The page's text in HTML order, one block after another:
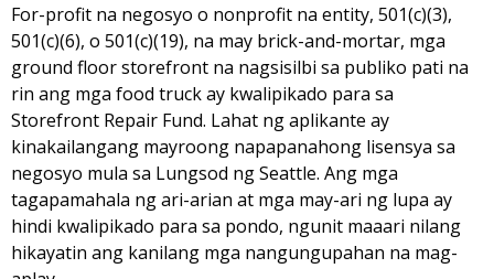
For-profit na negosyo o nonprofit na entity, 501(c)(3),
501(c)(6), o 501(c)(19), na may brick-and-mortar, mga
ground floor storefront na nagsisilbi sa publiko pati na
rin ang mga food truck ay kwalipikado para sa
Storefront Repair Fund. Lahat ng aplikante ay
kinakailangang mayroong napapanahong lisensya sa
negosyo mula sa Lungsod ng Seattle. Ang mga
tagapamahala ng ari-arian at mga may-ari ng lupa ay
hindi kwalipikado para sa pondo, ngunit maaari nilang
hikayatin ang kanilang mga nangungupahan na mag-